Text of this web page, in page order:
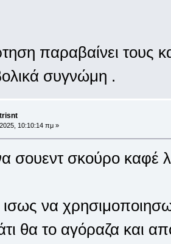
παραβαίνει τους
συγνώμη .
2025, 10:10:14 πμ »
σουεντ σκούρο καφέ
να
θα το αγόραζα και